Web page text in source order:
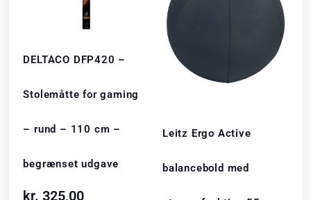
DELTACO DFP420 –
Stolemåtte for gaming
– rund – 110 cm –
begrænset udgave
kr. 325,00
Leitz Ergo Active
balancebold med